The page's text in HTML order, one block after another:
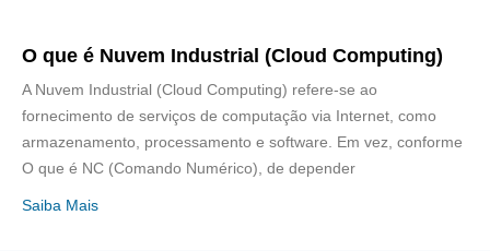
O que é Nuvem Industrial (Cloud Computing)
A Nuvem Industrial (Cloud Computing) refere-se ao
fornecimento de serviços de computação via Internet, como
armazenamento, processamento e software. Em vez, conforme
O que é NC (Comando Numérico), de depender
Saiba Mais